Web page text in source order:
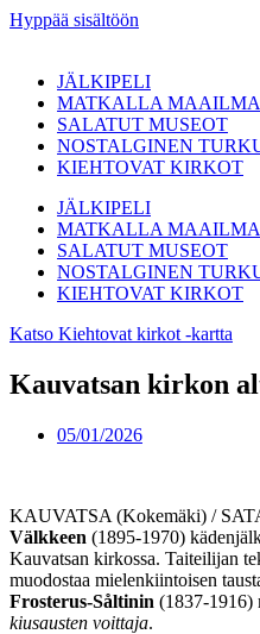
Hyppää sisältöön
JÄLKIPELI
MATKALLA
SALATUT MUSEOT
NOSTALGINEN
KIEHTOVAT KIRKOT
JÄLKIPELI
MATKALLA
SALATUT MUSEOT
NOSTALGINEN
KIEHTOVAT KIRKOT
Katso Kiehtovat kirkot -kartta
Kauvatsan kirkon
05/01/2026
KAUVATSA (Kokemäki) /
Välkkeen (1895-1970)
Kauvatsan kirkossa. Taiteilijan
muodostaa mielenkiintoisen
Frosterus-Såltinin (1837-1916)
kiusausten voittaja.